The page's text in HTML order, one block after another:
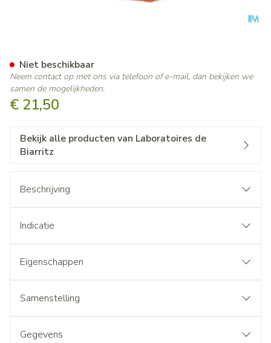
€ 21,50
Niet beschikbaar
Neem contact op met ons via telefoon of e-mail, dan bekijken we
samen de mogelijkheden.
Bekijk alle producten van Laboratoires de
Biarritz
Beschrijving
Indicatie
Eigenschappen
Samenstelling
Gegevens